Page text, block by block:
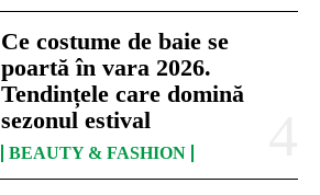
Ce costume de baie se
poartă în vara 2026.
Tendințele care domină
sezonul estival
BEAUTY & FASHION